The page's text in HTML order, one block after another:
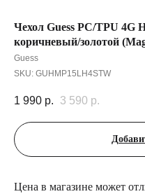
Чехол Guess PC/TPU 4G
коричневый/золотой
Guess
SKU: GUHMP15LH4STW
1 990 р. 3 590 р.
Цена в магазине может